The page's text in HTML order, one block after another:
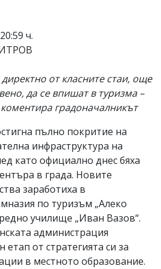
ч.
от класните стаи, още
да се впишат в туризма –
градоначалникът
пълно покритие на
инфраструктура на
като официално днес бяха
в града. Новите
заработиха в
по туризъм „Алеко
училище „Иван Вазов“.
администрация
от стратегията си за
в местното образование.